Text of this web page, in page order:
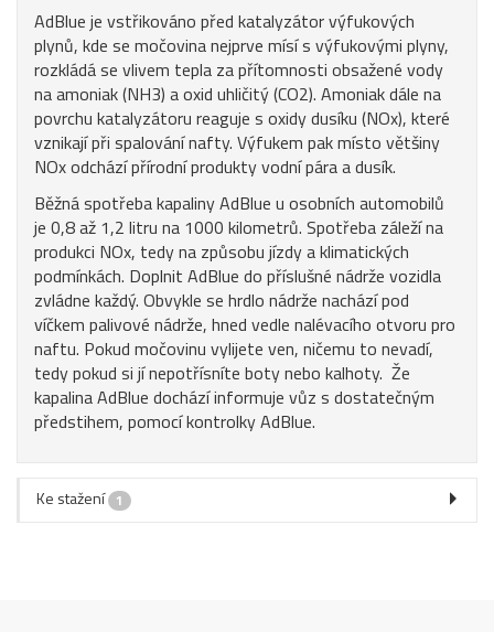
AdBlue je vstřikováno před katalyzátor výfukových
plynů, kde se močovina nejprve mísí s výfukovými plyny,
rozkládá se vlivem tepla za přítomnosti obsažené vody
na amoniak (NH3) a oxid uhličitý (CO2). Amoniak dále na
povrchu katalyzátoru reaguje s oxidy dusíku (NOx), které
vznikají při spalování nafty. Výfukem pak místo většiny
NOx odchází přírodní produkty vodní pára a dusík.
Běžná spotřeba kapaliny AdBlue u osobních automobilů
je 0,8 až 1,2 litru na 1000 kilometrů. Spotřeba záleží na
produkci NOx, tedy na způsobu jízdy a klimatických
podmínkách. Doplnit AdBlue do příslušné nádrže vozidla
zvládne každý. Obvykle se hrdlo nádrže nachází pod
víčkem palivové nádrže, hned vedle nalévacího otvoru pro
naftu. Pokud močovinu vylijete ven, ničemu to nevadí,
tedy pokud si jí nepotřísníte boty nebo kalhoty. Že
kapalina AdBlue dochází informuje vůz s dostatečným
předstihem, pomocí kontrolky AdBlue.
Ke stažení 1